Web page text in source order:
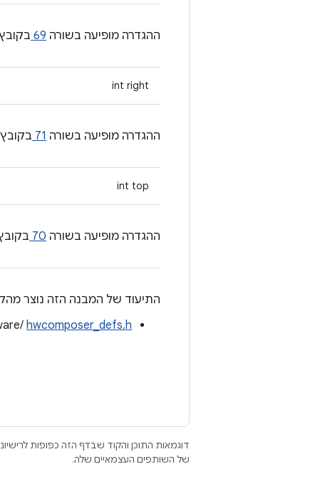
ההגדרה מופיעה בשורה 69
int right
ההגדרה מופיעה בשורה 71 בקובץ
int top
ההגדרה מופיעה בשורה 70
התיעוד של המבנה הזה נוצר
hwcomposer_defs.h
דוגמאות התוכן והקוד שבדף הזה כפופות
של השותפים העצמאיים שלה.